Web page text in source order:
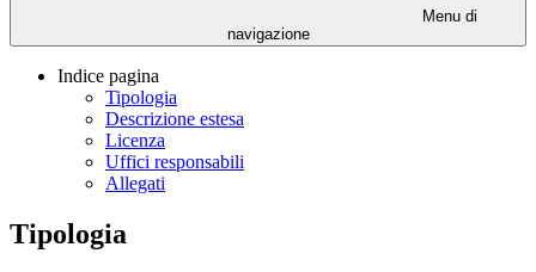
Menu di
navigazione
Indice pagina
Tipologia
Descrizione estesa
Licenza
Uffici responsabili
Allegati
Tipologia